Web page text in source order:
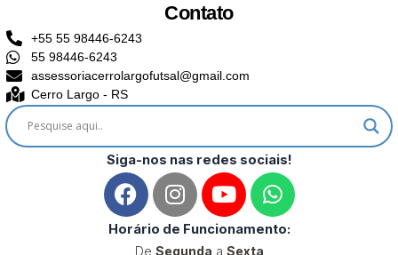
Contato
+55 55 98446-6243
55 98446-6243
assessoriacerrolargofutsal@gmail.com
Cerro Largo - RS
Siga-nos nas redes sociais!
F
a
c
e
I
n
s
t
Y
o
u
t
W
h
a
Horário de Funcionamento:
De Segunda a Sexta